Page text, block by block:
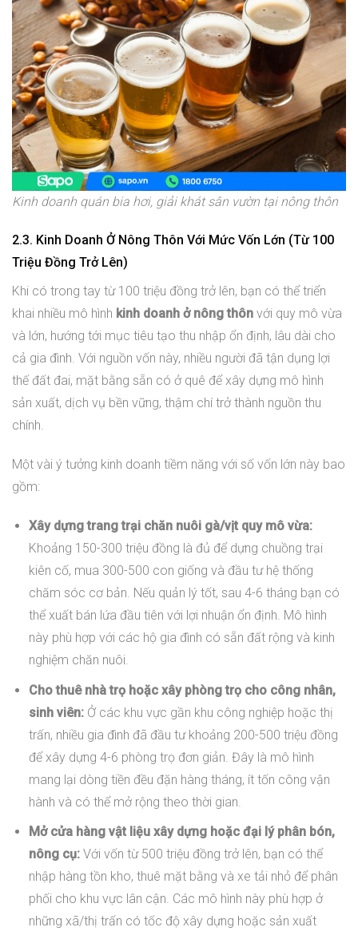
Kinh doanh quán bia hơi, giải khát sân vườn tại nông thôn
2.3. Kinh Doanh Ở Nông Thôn Với Mức Vốn Lớn (Từ 100
Triệu Đồng Trở Lên)
Khi có trong tay từ 100 triệu đồng trở lên, bạn có thể triển
khai nhiều mô hình kinh doanh ở nông thôn với quy mô vừa
và lớn, hướng tới mục tiêu tạo thu nhập ổn định, lâu dài cho
cả gia đình. Với nguồn vốn này, nhiều người đã tận dụng lợi
thế đất đai, mặt bằng sẵn có ở quê để xây dựng mô hình
sản xuất, dịch vụ bền vững, thậm chí trở thành nguồn thu
chính.
Một vài ý tưởng kinh doanh tiềm năng với số vốn lớn này bao
gồm:
Xây dựng trang trại chăn nuôi gà/vịt quy mô vừa:
Khoảng 150-300 triệu đồng là đủ để dựng chuồng trại
kiên cố, mua 300-500 con giống và đầu tư hệ thống
chăm sóc cơ bản. Nếu quản lý tốt, sau 4-6 tháng bạn có
thể xuất bán lứa đầu tiên với lợi nhuận ổn định. Mô hình
này phù hợp với các hộ gia đình có sẵn đất rộng và kinh
nghiệm chăn nuôi.
Cho thuê nhà trọ hoặc xây phòng trọ cho công nhân,
sinh viên:Ở các khu vực gần khu công nghiệp hoặc thị
trấn, nhiều gia đình đã đầu tư khoảng 200-500 triệu đồng
để xây dựng 4-6 phòng trọ đơn giản. Đây là mô hình
mang lại dòng tiền đều đặn hàng tháng, ít tốn công vận
hành và có thể mở rộng theo thời gian.
Mở cửa hàng vật liệu xây dựng hoặc đại lý phân bón,
nông cụ:Với vốn từ 500 triệu đồng trở lên, bạn có thể
nhập hàng tồn kho, thuê mặt bằng và xe tải nhỏ để phân
phối cho khu vực lân cận. Các mô hình này phù hợp ở
những xã/thị trấn có tốc độ xây dựng hoặc sản xuất